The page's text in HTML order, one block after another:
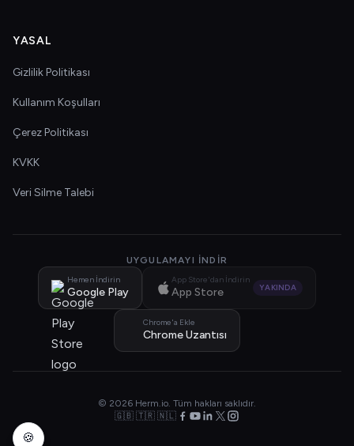
YASAL
Gizlilik Politikası
Kullanım Koşulları
Çerez Politikası
KVKK
Veri Silme Talebi
UYGULAMAYI İNDIR
Hemen İndirin
Google Play
App Store'dan İndirin
App Store YAKINDA
Chrome'a Ekle
Chrome Uzantısı
© 2026 Herm.io. Tüm hakları saklıdır.
🇬🇧 🇹🇷 🇳🇱
🍪